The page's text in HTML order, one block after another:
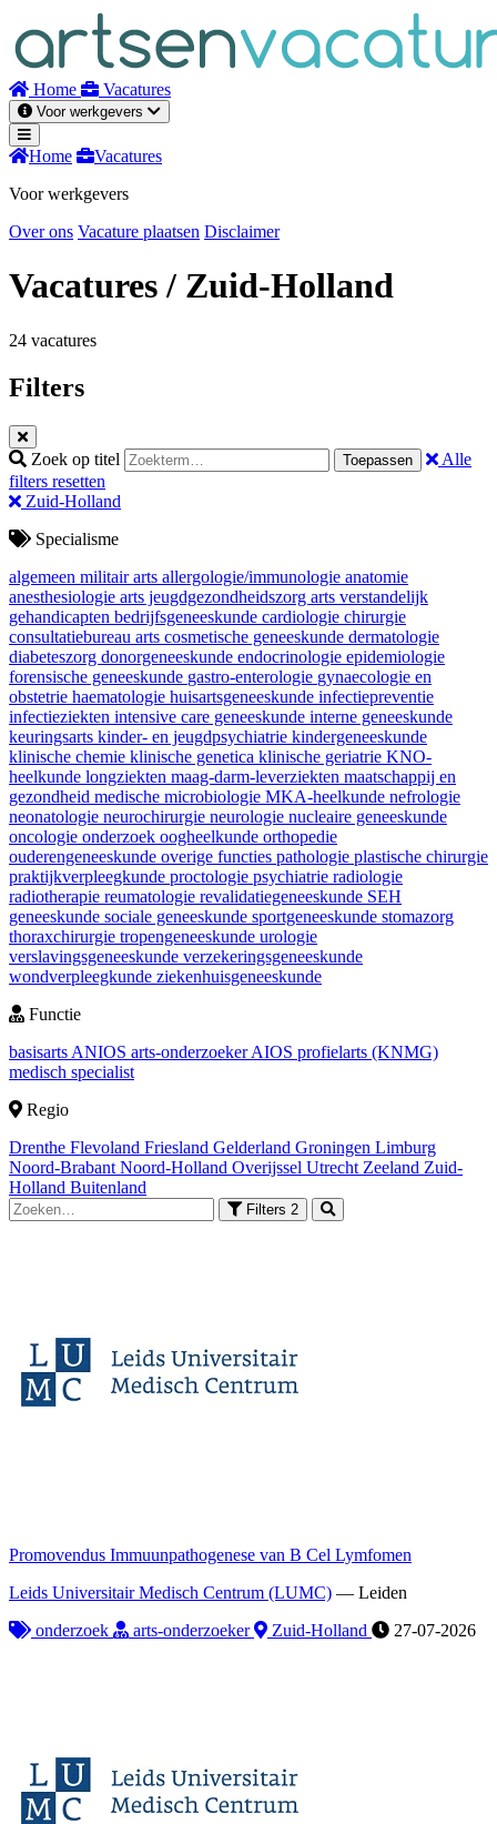
inhoud
Home Vacatures
Voor werkgevers
Home
Vacatures
Voor werkgevers
Over ons Vacature plaatsen Disclaimer
Vacatures/ Zuid-Holland
24 vacatures
Filters
Zoek op titel Toepassen
Alle
filters resetten
Zuid-Holland
Specialisme
algemeen militair arts allergologie/immunologie anatomie
anesthesiologie arts jeugdgezondheidszorg arts verstandelijk
gehandicapten bedrijfsgeneeskunde cardiologie chirurgie
consultatiebureau arts cosmetische geneeskunde dermatologie
diabeteszorg donorgeneeskunde endocrinologie epidemiologie
forensische geneeskunde gastro-enterologie gynaecologie en
obstetrie haematologie huisartsgeneeskunde infectiepreventie
infectieziekten intensive care geneeskunde interne geneeskunde
keuringsarts kinder- en jeugdpsychiatrie kindergeneeskunde
klinische chemie klinische genetica klinische geriatrie KNO-
heelkunde longziekten maag-darm-leverziekten maatschappij en
gezondheid medische microbiologie MKA-heelkunde nefrologie
neonatologie neurochirurgie neurologie nucleaire geneeskunde
oncologie onderzoek oogheelkunde orthopedie
ouderengeneeskunde overige functies pathologie plastische chirurgie
praktijkverpleegkunde proctologie psychiatrie radiologie
radiotherapie reumatologie revalidatiegeneeskunde SEH
geneeskunde sociale geneeskunde sportgeneeskunde stomazorg
thoraxchirurgie tropengeneeskunde urologie
verslavingsgeneeskunde verzekeringsgeneeskunde
wondverpleegkunde ziekenhuisgeneeskunde
Functie
basisarts ANIOS arts-onderzoekerAIOS profielarts (KNMG)
medisch specialist
Regio
Drenthe Flevoland Friesland Gelderland Groningen Limburg
Noord-Brabant Noord-Holland Overijssel Utrecht Zeeland Zuid-
Holland Buitenland
Filters 2
Promovendus Immuunpathogenese van B Cel Lymfomen
Leids Universitair Medisch Centrum (LUMC) — Leiden
onderzoek
arts-onderzoeker Zuid-Holland 27-07-2026